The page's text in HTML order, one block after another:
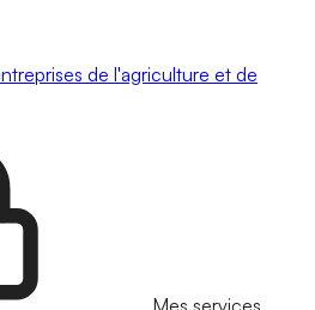
de l'agriculture et de
Mes services